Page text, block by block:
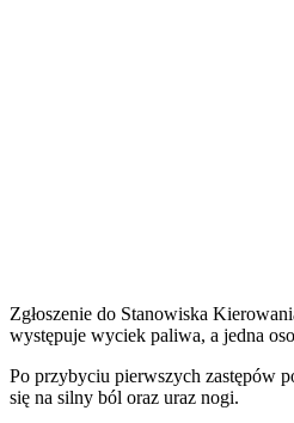
Zgłoszenie do Stanowiska
występuje wyciek paliwa, a jedna
Po przybyciu pierwszych zastępów
się na silny ból oraz uraz nogi.